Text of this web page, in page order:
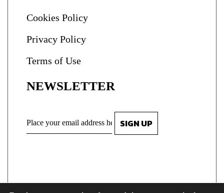
Cookies Policy
Privacy Policy
Terms of Use
NEWSLETTER